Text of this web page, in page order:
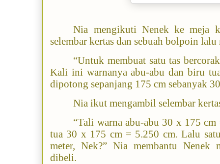
Nia mengikuti Nenek ke meja
selembar kertas dan sebuah bolpoin
“Untuk membuat satu tas
Kali ini warnanya abu-abu dan biru
dipotong sepanjang 175 cm sebanyak
Nia ikut mengambil selembar
“Tali warna abu-abu 30 x 175
tua 30 x 175 cm = 5.250 cm. Lalu
meter, Nek?” Nia membantu Nenek
dibeli.